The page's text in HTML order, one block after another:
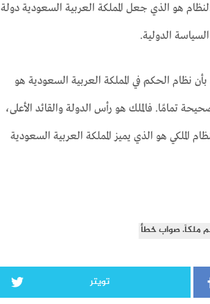
هو الذي جعل المملكة العربية السعودية دولة
الدولية.
نظام الحكم في المملكة العربية السعودية هو
تمامًا. فالملك هو رأس الدولة والقائد الأعلى،
الملكي هو الذي يميز المملكة العربية السعودية
ملكاً. صواب خطأ
تويتر